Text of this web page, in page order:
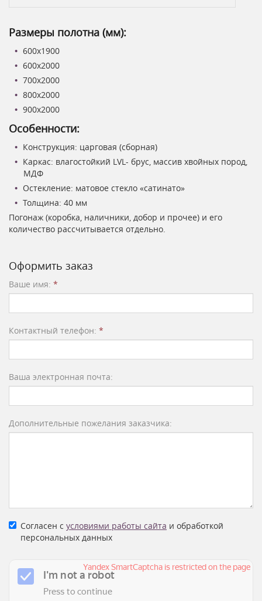
Размеры полотна (мм):
600x1900
600x2000
700x2000
800x2000
900x2000
Особенности:
Конструкция: царговая (сборная)
Каркас: влагостойкий LVL- брус, массив хвойных пород,
МДФ
Остекление: матовое стекло «сатинато»
Толщина: 40 мм
Погонаж (коробка, наличники, добор и прочее) и его
количество рассчитывается отдельно.
Оформить заказ
Ваше имя: *
Контактный телефон: *
Ваша электронная почта:
Дополнительные пожелания заказчика:
Согласен с условиями работы сайта и обработкой
персональных данных